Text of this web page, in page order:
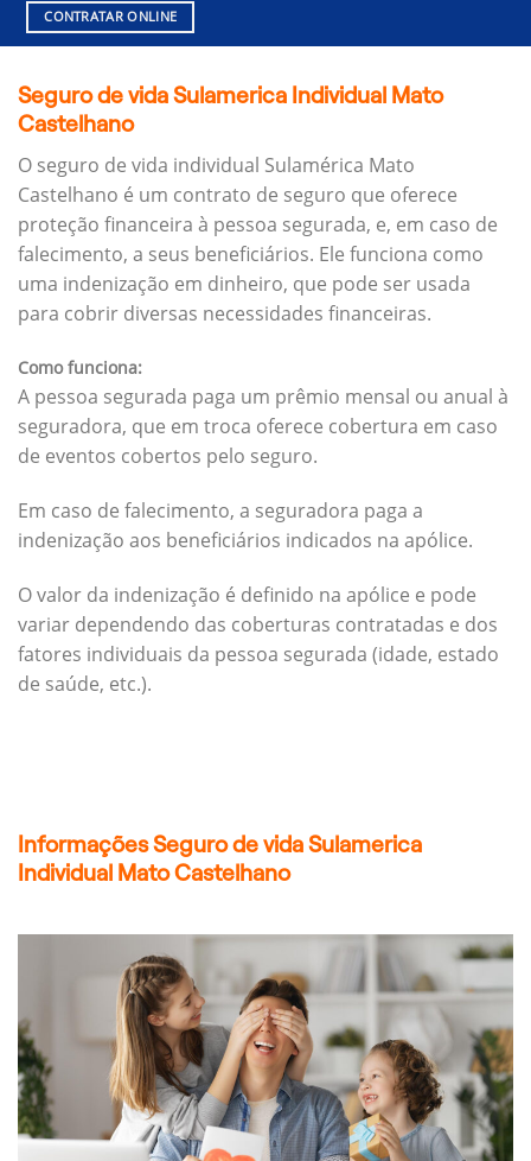
CONTRATAR ONLINE
Seguro de vida Sulamerica Individual Mato
Castelhano
O seguro de vida individual Sulamérica Mato
Castelhano é um contrato de seguro que oferece
proteção financeira à pessoa segurada, e, em caso de
falecimento, a seus beneficiários. Ele funciona como
uma indenização em dinheiro, que pode ser usada
para cobrir diversas necessidades financeiras.
Como funciona:
A pessoa segurada paga um prêmio mensal ou anual à
seguradora, que em troca oferece cobertura em caso
de eventos cobertos pelo seguro.
Em caso de falecimento, a seguradora paga a
indenização aos beneficiários indicados na apólice.
O valor da indenização é definido na apólice e pode
variar dependendo das coberturas contratadas e dos
fatores individuais da pessoa segurada (idade, estado
de saúde, etc.).
Informações Seguro de vida Sulamerica
Individual Mato Castelhano